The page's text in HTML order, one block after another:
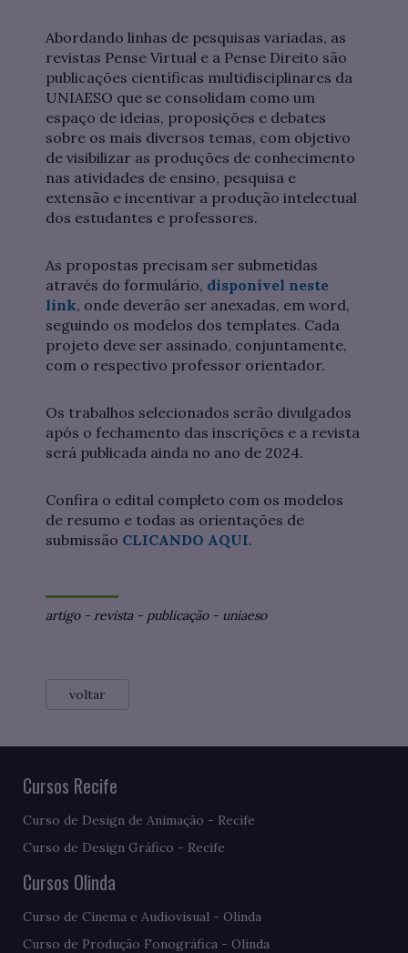
Abordando linhas de pesquisas variadas, as
revistas Pense Virtual e a Pense Direito são
publicações científicas multidisciplinares da
UNIAESO que se consolidam como um
espaço de ideias, proposições e debates
sobre os mais diversos temas, com objetivo
de visibilizar as produções de conhecimento
nas atividades de ensino, pesquisa e
extensão e incentivar a produção intelectual
dos estudantes e professores.
As propostas precisam ser submetidas
através do formulário, disponível neste
link, onde deverão ser anexadas, em word,
seguindo os modelos dos templates. Cada
projeto deve ser assinado, conjuntamente,
com o respectivo professor orientador.
Os trabalhos selecionados serão divulgados
após o fechamento das inscrições e a revista
será publicada ainda no ano de 2024.
Confira o edital completo com os modelos
de resumo e todas as orientações de
submissão CLICANDO AQUI.
artigo- revista - publicação- uniaeso
voltar
Cursos Recife
Curso de Design de Animação - Recife
Curso de Design Gráfico - Recife
Cursos Olinda
Curso de Cinema e Audiovisual - Olinda
Curso de Produção Fonográfica - Olinda